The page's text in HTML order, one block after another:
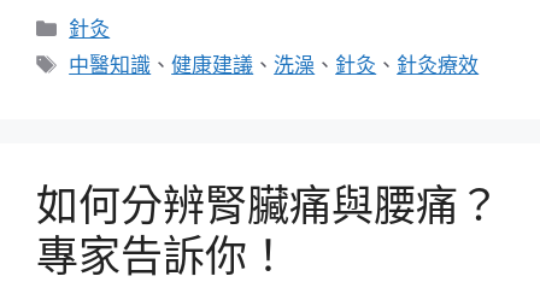
分
類
針灸
標
中醫知識 、健康建議 、 洗澡 、 針灸 、 針灸療效
如何分辨腎臟痛與腰痛？
專家告訴你！